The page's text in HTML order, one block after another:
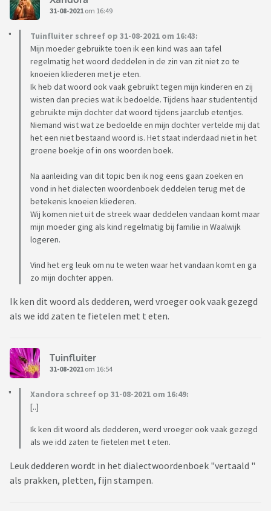
31-08-2021 om 16:49
Tuinfluiter schreef op 31-08-2021 om 16:43:
Mijn moeder gebruikte toen ik een kind was aan tafel
regelmatig het woord deddelen in de zin van zit niet zo te
knoeien kliederen met je eten.
Ik heb dat woord ook vaak gebruikt tegen mijn kinderen en zij
wisten dan precies wat ik bedoelde. Tijdens haar studententijd
gebruikte mijn dochter dat woord tijdens jaarclub etentjes.
Niemand wist wat ze bedoelde en mijn dochter vertelde mij dat
het een niet bestaand woord is. Het staat inderdaad niet in het
groene boekje of in ons woorden boek.
Na aanleiding van dit topic ben ik nog eens gaan zoeken en
vond in het dialecten woordenboek deddelen terug met de
betekenis knoeien kliederen.
Wij komen niet uit de streek waar deddelen vandaan komt maar
mijn moeder ging als kind regelmatig bij familie in Waalwijk
logeren.
Vind het erg leuk om nu te weten waar het vandaan komt en ga
zo mijn dochter appen.
Ik ken dit woord als dedderen, werd vroeger ook vaak gezegd
als we idd zaten te fietelen met t eten.
Tuinfluiter
31-08-2021 om 16:54
Xandora schreef op 31-08-2021 om 16:49:
[..]
Ik ken dit woord als dedderen, werd vroeger ook vaak gezegd
als we idd zaten te fietelen met t eten.
Leuk dedderen wordt in het dialectwoordenboek "vertaald "
als prakken, pletten, fijn stampen.